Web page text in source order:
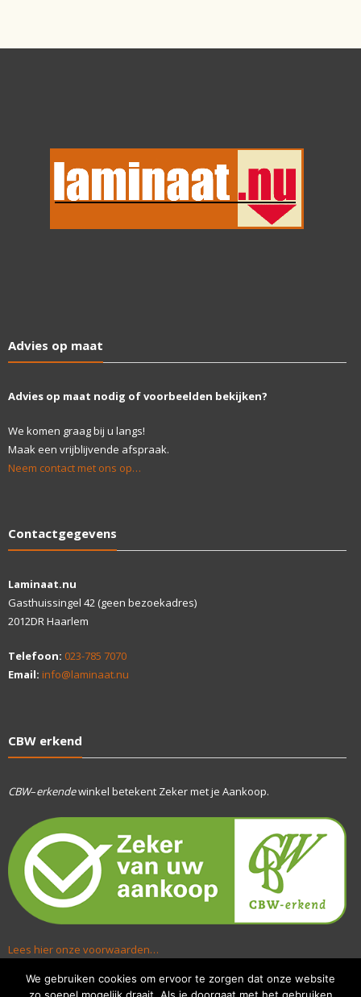
Advies op maat
Advies op maat nodig of voorbeelden bekijken?
We komen graag bij u langs!
Maak een vrijblijvende afspraak.
Neem contact met ons op…
Contactgegevens
Laminaat.nu
Gasthuissingel 42 (geen bezoekadres)
2012DR Haarlem
Telefoon: 023-785 7070
Email: info@laminaat.nu
CBW erkend
CBW–erkendewinkel betekent Zeker met je Aankoop.
Lees hier onze voorwaarden…
We gebruiken cookies om ervoor te zorgen dat onze website